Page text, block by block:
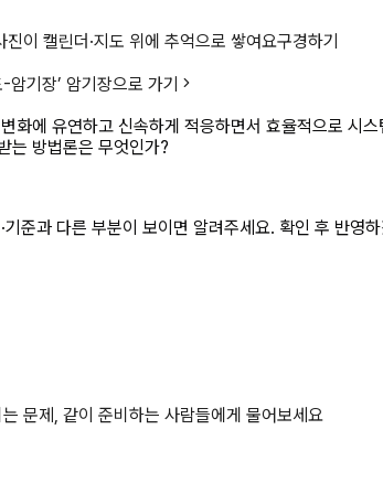
중심이 되어 변화에 유
진이 캘린더·지도 위에 추억으로 쌓여요구경하기
암기장’ 암기장으로 가기
화에 유연하고 신속하게 적응하면서 효율적으로 시
는 방법론은 무엇인가?
준과 다른 부분이 보이면 알려주세요. 확인 후 반영
문제, 같이 준비하는 사람들에게 물어보세요